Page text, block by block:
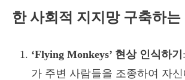
한 사회적 지지망 구축하는
‘Flying Monkeys’ 현상 인식하기
가 주변 사람들을 조종하여 자